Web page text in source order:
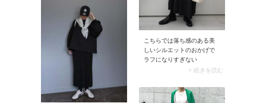
ャケットのきれいなライン
を崩さずに、さりげなく持
つことができますよ。
こちらでは落ち感のある美
しいシルエットのおかげで
ラフになりすぎない
UNIQLO（ユニクロ）「エア
ス」を取り入れてコーデ。
エアリズム素材だから汗を
> 続きを読む